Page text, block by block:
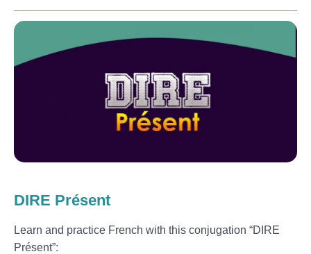
DIRE Présent
Learn and practice French with this conjugation “DIRE
Présent”: